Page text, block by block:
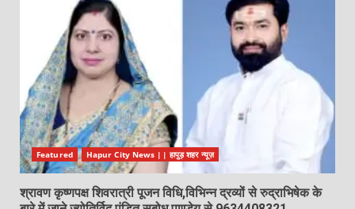
Featured Hapur City News || हापुड़ शहर न्यूज़
श्रावण कृष्णपक्ष शिवरात्री पूजन विधि,विभिन्न द्रव्यों से रुद्राभिषेक के